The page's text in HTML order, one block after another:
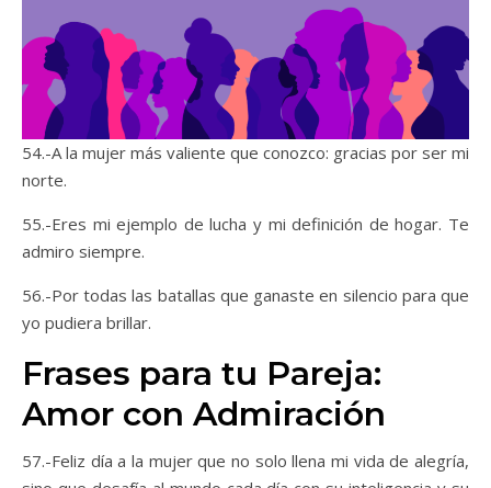
54.-A la mujer más valiente que conozco: gracias por ser mi
norte.
55.-Eres mi ejemplo de lucha y mi definición de hogar. Te
admiro siempre.
56.-Por todas las batallas que ganaste en silencio para que
yo pudiera brillar.
Frases para tu Pareja:
Amor con Admiración
57.-Feliz día a la mujer que no solo llena mi vida de alegría,